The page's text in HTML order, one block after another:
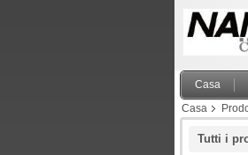
Casa
Casa
Tutti i